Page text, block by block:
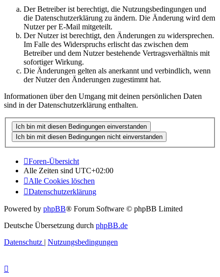
Der Betreiber ist berechtigt, die Nutzungsbedingungen und
die Datenschutzerklärung zu ändern. Die Änderung wird dem
Nutzer per E-Mail mitgeteilt.
Der Nutzer ist berechtigt, den Änderungen zu widersprechen.
Im Falle des Widerspruchs erlischt das zwischen dem
Betreiber und dem Nutzer bestehende Vertragsverhältnis mit
sofortiger Wirkung.
Die Änderungen gelten als anerkannt und verbindlich, wenn
der Nutzer den Änderungen zugestimmt hat.
Informationen über den Umgang mit deinen persönlichen Daten
sind in der Datenschutzerklärung enthalten.
Foren-Übersicht
Alle Zeiten sind UTC+02:00
Alle Cookies löschen
Datenschutzerklärung
Powered by phpBB® Forum Software © phpBB Limited
Deutsche Übersetzung durch phpBB.de
Datenschutz | Nutzungsbedingungen